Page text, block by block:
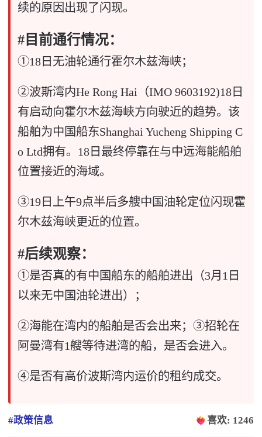
续的原因出现了闪现。
#目前通行情况：
①18日无油轮通行霍尔木兹海峡；
②波斯湾内He Rong Hai（IMO 9603192)18日
有启动向霍尔木兹海峡方向驶近的趋势。该
船舶为中国船东Shanghai Yucheng Shipping C
o Ltd拥有。18日最终停靠在与中远海能船舶
位置接近的海域。
③19日上午9点半后多艘中国油轮定位闪现霍
尔木兹海峡更近的位置。
#后续观察：
①是否真的有中国船东的船舶进出（3月1日
以来无中国油轮进出）；
②海能在湾内的船舶是否会出来；③招轮在
阿曼湾有1艘等待进湾的船，是否会进入。
④是否有高价波斯湾内运价的租约成交。
#政策信息 喜欢: 1246